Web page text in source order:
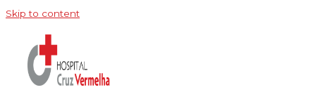
Skip to content